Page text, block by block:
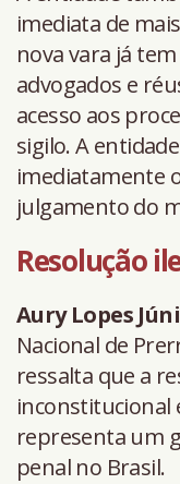
imediata de
nova vara já
advogados e
acesso aos
sigilo. A
imediatamente
julgamento do
Resolução
Aury Lopes
Nacional de
ressalta que a
inconstitucional
representa um
penal no Brasil.